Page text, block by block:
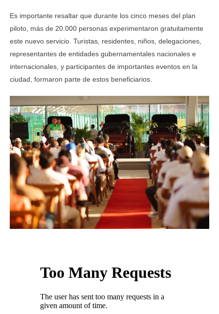
Es importante resaltar que durante los cinco meses del plan
piloto, más de 20.000 personas experimentaron gratuitamente
este nuevo servicio. Turistas, residentes, niños, delegaciones,
representantes de entidades gubernamentales nacionales e
internacionales, y participantes de importantes eventos en la
ciudad, formaron parte de estos beneficiarios.